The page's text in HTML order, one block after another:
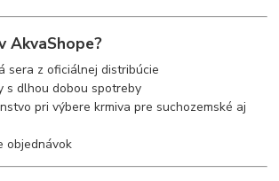
AkvaShope?
sera z oficiálnej distribúcie
s dlhou dobou spotreby
pri výbere krmiva pre suchozemské aj
objednávok